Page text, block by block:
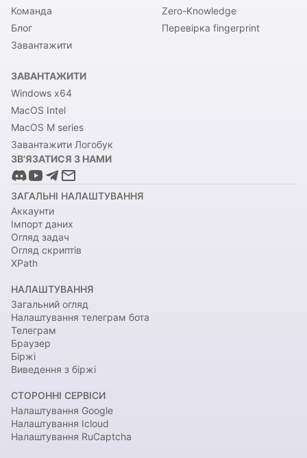
Команда
Блог
Завантажити
Zero-Knowledge
Перевірка fingerprint
ЗАВАНТАЖИТИ
Windows x64
MacOS Intel
MacOS M series
Завантажити Логобук
ЗВ'ЯЗАТИСЯ З НАМИ
ЗАГАЛЬНІ НАЛАШТУВАННЯ
Аккаунти
Імпорт даних
Огляд задач
Огляд скриптів
XPath
НАЛАШТУВАННЯ
Загальний огляд
Налаштування телеграм бота
Телеграм
Браузер
Біржі
Виведення з біржі
СТОРОННІ СЕРВІСИ
Налаштування Google
Налаштування Icloud
Налаштування RuCaptcha